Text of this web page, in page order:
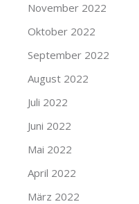
November 2022
Oktober 2022
September 2022
August 2022
Juli 2022
Juni 2022
Mai 2022
April 2022
März 2022